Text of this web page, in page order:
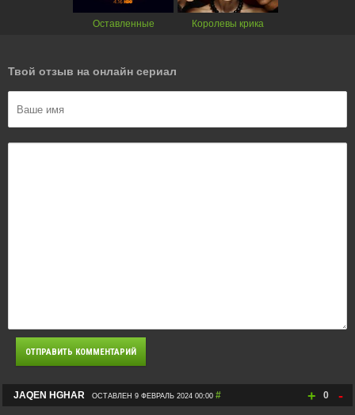
Оставленные Королевы крика
Твой отзыв на онлайн сериал
+ 0 -
JAQEN HGHAR ОСТАВЛЕН 9 ФЕВРАЛЬ 2024 00:00 #